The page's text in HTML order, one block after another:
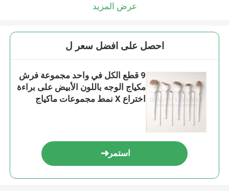
عرض المزيد
احصل على افضل سعر ل
9 قطع الكل في واحد مجموعة فرش
مكياج الوجه باللون الأبيض على براءة
اختراع X نمط مجموعات ماكياج
استمر